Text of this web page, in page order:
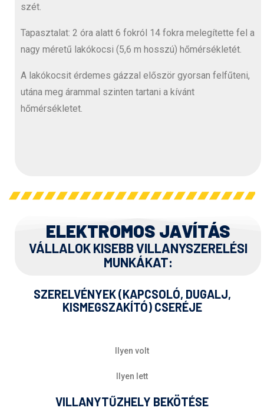
szét.
Tapasztalat: 2 óra alatt 6 fokról 14 fokra melegítette fel a
nagy méretű lakókocsi (5,6 m hosszú) hőmérsékletét.
A lakókocsit érdemes gázzal először gyorsan felfűteni,
utána meg árammal szinten tartani a kívánt
hőmérsékletet.
ELEKTROMOS JAVÍTÁS
VÁLLALOK KISEBB VILLANYSZERELÉSI
MUNKÁKAT:
SZERELVÉNYEK (KAPCSOLÓ, DUGALJ,
KISMEGSZAKÍTÓ) CSERÉJE
Ilyen volt
Ilyen lett
VILLANYTŰZHELY BEKÖTÉSE